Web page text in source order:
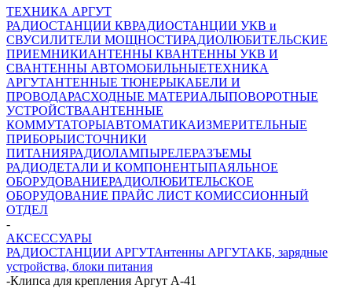
ТЕХНИКА АРГУТ
РАДИОСТАНЦИИ КВРАДИОСТАНЦИИ УКВ и
СВУСИЛИТЕЛИ МОЩНОСТИРАДИОЛЮБИТЕЛЬСКИЕ
ПРИЕМНИКИАНТЕННЫ КВАНТЕННЫ УКВ И
СВАНТЕННЫ АВТОМОБИЛЬНЫЕТЕХНИКА
АРГУТАНТЕННЫЕ ТЮНЕРЫКАБЕЛИ И
ПРОВОДАРАСХОДНЫЕ МАТЕРИАЛЫПОВОРОТНЫЕ
УСТРОЙСТВААНТЕННЫЕ
КОММУТАТОРЫАВТОМАТИКАИЗМЕРИТЕЛЬНЫЕ
ПРИБОРЫИСТОЧНИКИ
ПИТАНИЯРАДИОЛАМПЫРЕЛЕРАЗЪЕМЫ
РАДИОДЕТАЛИ И КОМПОНЕНТЫПАЯЛЬНОЕ
ОБОРУДОВАНИЕРАДИОЛЮБИТЕЛЬСКОЕ
ОБОРУДОВАНИЕ ПРАЙС ЛИСТ КОМИССИОННЫЙ
ОТДЕЛ
-
АКСЕССУАРЫ
РАДИОСТАНЦИИ АРГУТАнтенны АРГУТАКБ, зарядные
устройства, блоки питания
-Клипса для крепления Аргут А-41